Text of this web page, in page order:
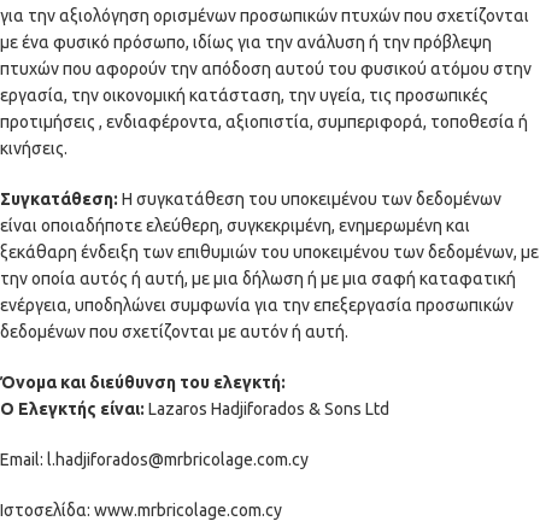
για την αξιολόγηση ορισμένων προσωπικών πτυχών που σχετίζονται
με ένα φυσικό πρόσωπο, ιδίως για την ανάλυση ή την πρόβλεψη
πτυχών που αφορούν την απόδοση αυτού του φυσικού ατόμου στην
εργασία, την οικονομική κατάσταση, την υγεία, τις προσωπικές
προτιμήσεις , ενδιαφέροντα, αξιοπιστία, συμπεριφορά, τοποθεσία ή
κινήσεις.
Συγκατάθεση: Η συγκατάθεση του υποκειμένου των δεδομένων
είναι οποιαδήποτε ελεύθερη, συγκεκριμένη, ενημερωμένη και
ξεκάθαρη ένδειξη των επιθυμιών του υποκειμένου των δεδομένων, με
την οποία αυτός ή αυτή, με μια δήλωση ή με μια σαφή καταφατική
ενέργεια, υποδηλώνει συμφωνία για την επεξεργασία προσωπικών
δεδομένων που σχετίζονται με αυτόν ή αυτή.
Όνομα και διεύθυνση του ελεγκτή:
Ο Ελεγκτής είναι: Lazaros Hadjiforados & Sons Ltd
Email: l.hadjiforados@mrbricolage.com.cy
Ιστοσελίδα: www.mrbricolage.com.cy